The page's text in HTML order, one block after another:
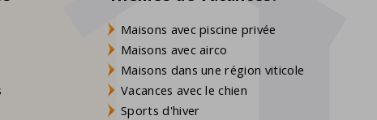
Maisons avec piscine privée
Maisons avec airco
Maisons dans une région viticole
Vacances avec le chien
Sports d'hiver